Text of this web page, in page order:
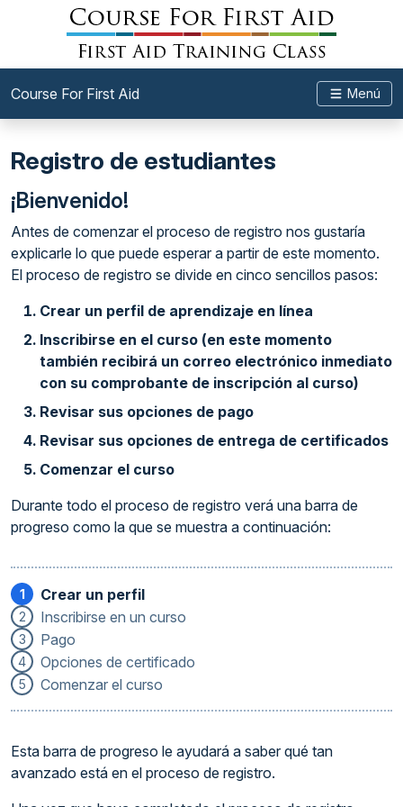
Course For First Aid Menú
Registro de estudiantes
¡Bienvenido!
Antes de comenzar el proceso de registro nos gustaría
explicarle lo que puede esperar a partir de este momento.
El proceso de registro se divide en cinco sencillos pasos:
Crear un perfil de aprendizaje en línea
Inscribirse en el curso (en este momento
también recibirá un correo electrónico inmediato
con su comprobante de inscripción al curso)
Revisar sus opciones de pago
Revisar sus opciones de entrega de certificados
Comenzar el curso
Durante todo el proceso de registro verá una barra de
progreso como la que se muestra a continuación:
1 Crear un perfil
2 Inscribirse en un curso
3 Pago
4 Opciones de certificado
5 Comenzar el curso
Esta barra de progreso le ayudará a saber qué tan
avanzado está en el proceso de registro.